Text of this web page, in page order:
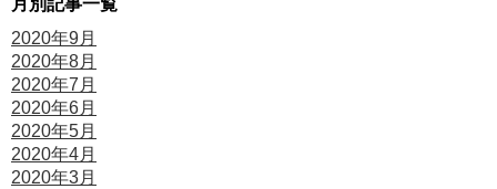
月別記事一覧
2020年9月
2020年8月
2020年7月
2020年6月
2020年5月
2020年4月
2020年3月